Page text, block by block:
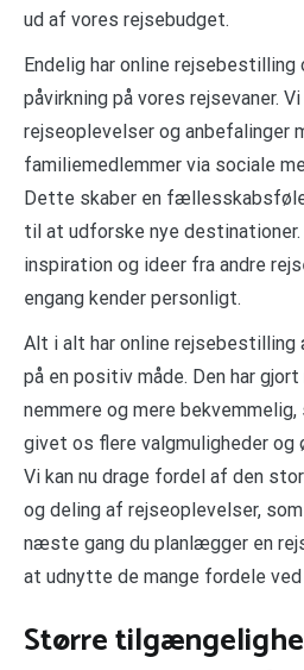
ud af vores rejsebudget.
Endelig har online
påvirkning på vores rejsevaner.
rejseoplevelser og anbefalinger
familiemedlemmer via sociale
Dette skaber en
til at udforske nye destinationer.
inspiration og ideer fra andre
engang kender personligt.
Alt i alt har online
på en positiv måde. Den har
nemmere og mere
givet os flere valgmuligheder
Vi kan nu drage fordel af den
og deling af rejseoplevelser,
næste gang du planlægger en
at udnytte de mange fordele
Større